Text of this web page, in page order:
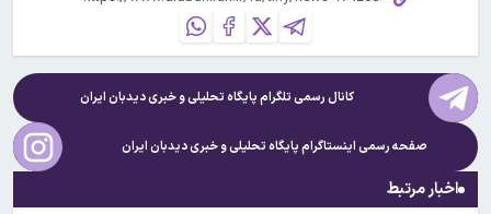
کانال رسمی تلگرام پایگاه تحلیلی و خبریدیدبان ایران
صفحه رسمی اینستاگرام پایگاه تحلیلی و خبریدیدبان ایران
اخبار مرتبط